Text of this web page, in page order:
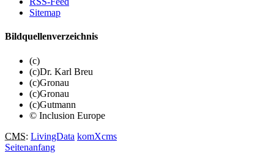
Sitemap
Bildquellenverzeichnis
(c)
(c)Dr. Karl Breu
(c)Gronau
(c)Gronau
(c)Gutmann
© Inclusion Europe
CMS: LivingData komXcms
Seitenanfang